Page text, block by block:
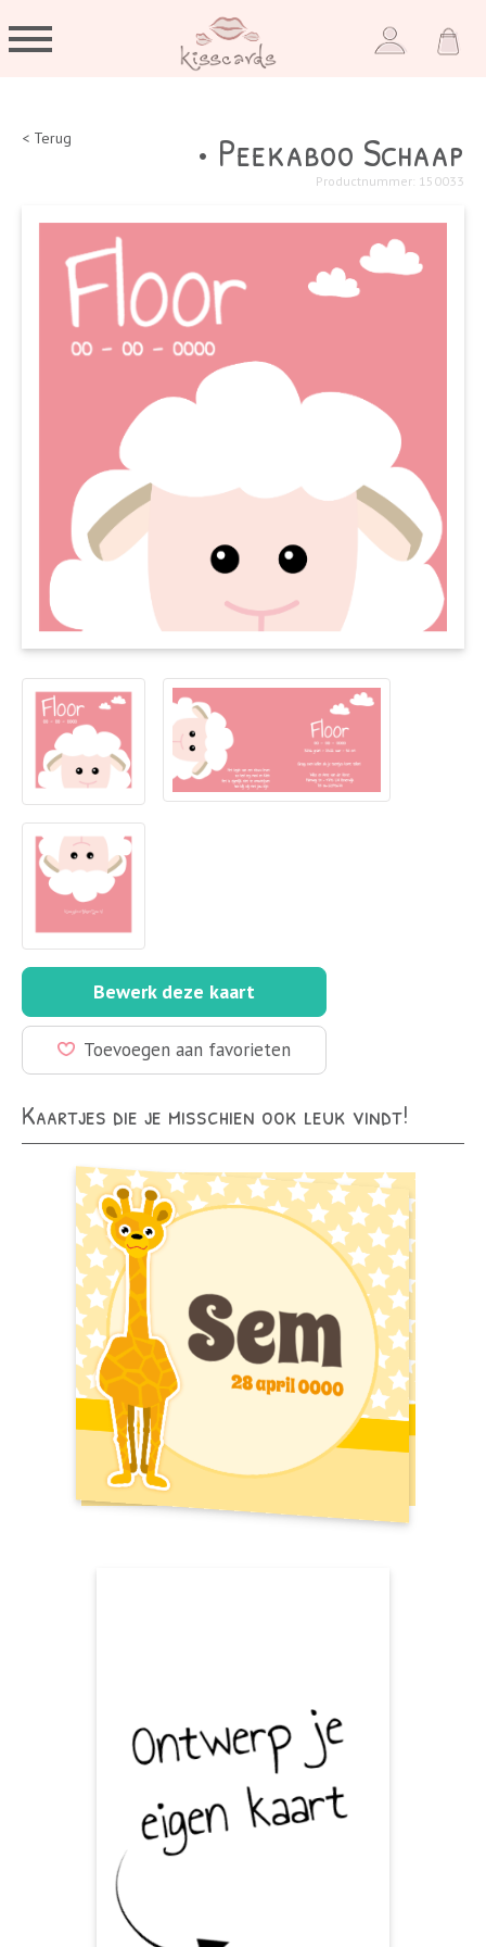
< Terug • Peekaboo Schaap
Productnummer: 150033
Bewerk deze kaart
Toevoegen aan favorieten
Kaartjes die je misschien ook leuk vindt!